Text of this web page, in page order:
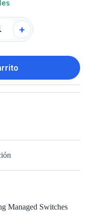
+
Managed Switches